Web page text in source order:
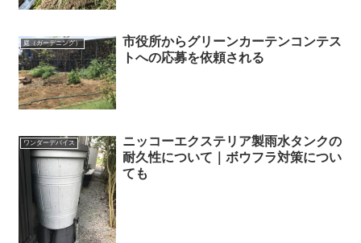
庭（ガーデニング）
市役所からグリーンカーテンコンテス
トへの応募を依頼される
ワンダーデバイス
ニッコーエクステリア製雨水タンクの
耐久性について｜ボウフラ対策につい
ても